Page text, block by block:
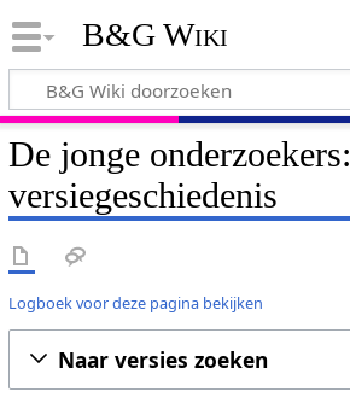
B&G Wiki
De jonge onderzoekers:
versiegeschiedenis
Logboek voor deze pagina bekijken
Naar versies zoeken